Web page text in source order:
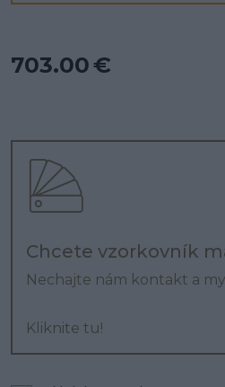
703.00 €
Chcete vzorkovník
Nechajte nám kontakt a
Kliknite tu!